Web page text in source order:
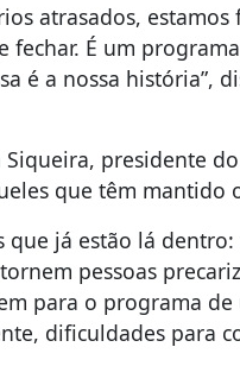
atrasados,
É um
é a nossa história”,
presidente
que têm
que já estão lá
pessoas
para o programa
dificuldades para